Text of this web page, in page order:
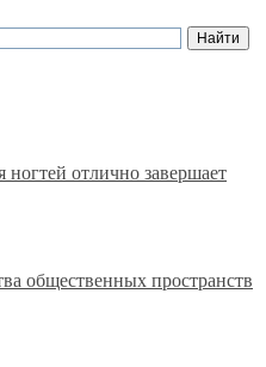
отлично завершает
общественных пространств